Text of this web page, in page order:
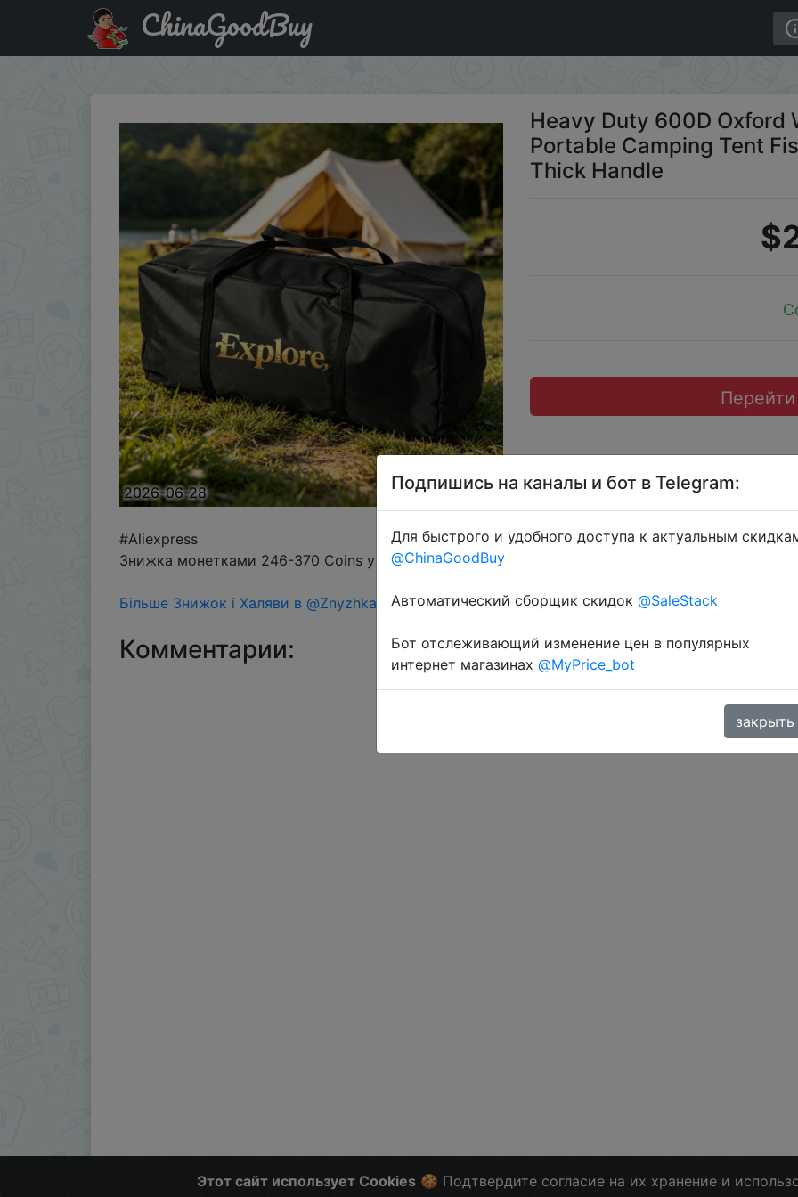
Купить по акции: Heavy Duty 600D Oxford Waterproof Storage Bag Portable Camping Tent Fishing Travel Duffle
ChinaGoodBuy
2026-06-28
Heavy Duty 600D Oxford
Portable Camping Tent
Thick Handle
#Aliexpress
Знижка монетками 246-370 Coins у додатку через розділ монет.
Більше Знижок і Халяви в @ZnyzhkaUA
Комментарии:
Этот сайт использует Cookies🍪 Подтвердите согласие на их хранение и
Подпишись на каналы и бот в Telegram:
Для быстрого и удобного доступа к актуальным
@ChinaGoodBuy
Автоматический сборщик скидок @SaleStack
Бот отслеживающий изменение цен в популярных
интернет магазинах @MyPrice_bot
закрыть